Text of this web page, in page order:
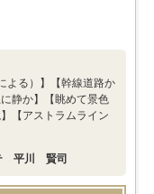
よる）】【幹線道路か
静か】【眺めて景色
【アストラムライン
平川 賢司